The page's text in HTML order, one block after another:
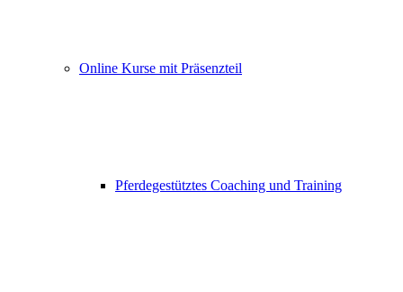
Online Kurse mit Präsenzteil
Pferdegestütztes Coaching und Training